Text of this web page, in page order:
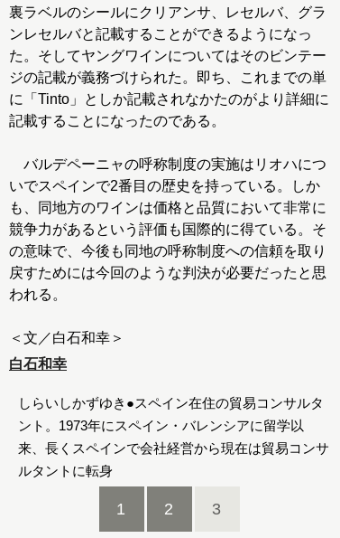
裏ラベルのシールにクリアンサ、レセルバ、グラ
ンレセルバと記載することができるようになっ
た。そしてヤングワインについてはそのビンテー
ジの記載が義務づけられた。即ち、これまでの単
に「Tinto」としか記載されなかたのがより詳細に
記載することになったのである。
バルデペーニャの呼称制度の実施はリオハにつ
いでスペインで2番目の歴史を持っている。しか
も、同地方のワインは価格と品質において非常に
競争力があるという評価も国際的に得ている。そ
の意味で、今後も同地の呼称制度への信頼を取り
戻すためには今回のような判決が必要だったと思
われる。
白石和幸
しらいしかずゆき●スペイン在住の貿易コンサルタ
ント。1973年にスペイン・バレンシアに留学以
来、長くスペインで会社経営から現在は貿易コンサ
ルタントに転身
1 2 3